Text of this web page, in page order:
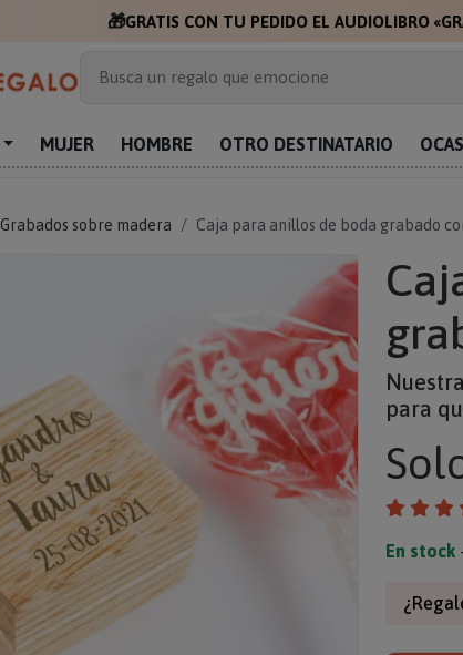
🎁GRATIS CON TU PEDIDO EL AUDIOLIBRO
Busca un regalo que emocione
Regalos personalizados para sorprender
MUJER HOMBRE OTRO DESTINATARIO
Grabados sobre madera Caja para anillos de boda grabado
para
En stock